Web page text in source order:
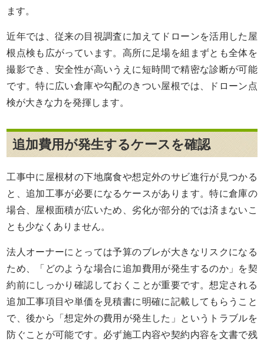
ます。
近年では、従来の目視調査に加えてドローンを活用した屋
根点検も広がっています。高所に足場を組まずとも全体を
撮影でき、安全性が高いうえに短時間で精密な診断が可能
です。特に広い倉庫や勾配のきつい屋根では、ドローン点
検が大きな力を発揮します。
追加費用が発生するケースを確認
工事中に屋根材の下地腐食や想定外のサビ進行が見つかる
と、追加工事が必要になるケースがあります。特に倉庫の
場合、屋根面積が広いため、劣化が部分的では済まないこ
とも少なくありません。
法人オーナーにとっては予算のブレが大きなリスクになる
ため、「どのような場合に追加費用が発生するのか」を契
約前にしっかり確認しておくことが重要です。想定される
追加工事項目や単価を見積書に明確に記載してもらうこと
で、後から「想定外の費用が発生した」というトラブルを
防ぐことが可能です。必ず施工内容や契約内容を文書で残